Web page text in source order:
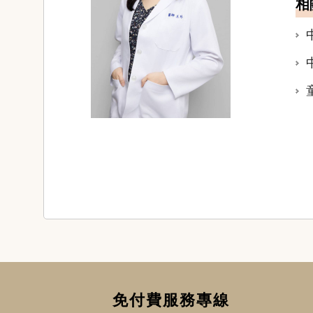
相
免付費服務專線